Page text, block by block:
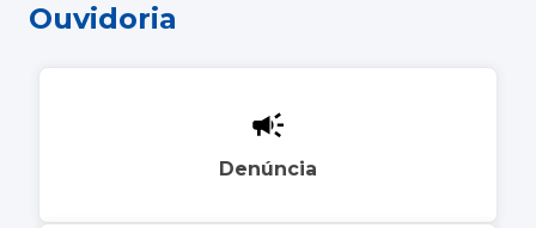
Ouvidoria
Denúncia